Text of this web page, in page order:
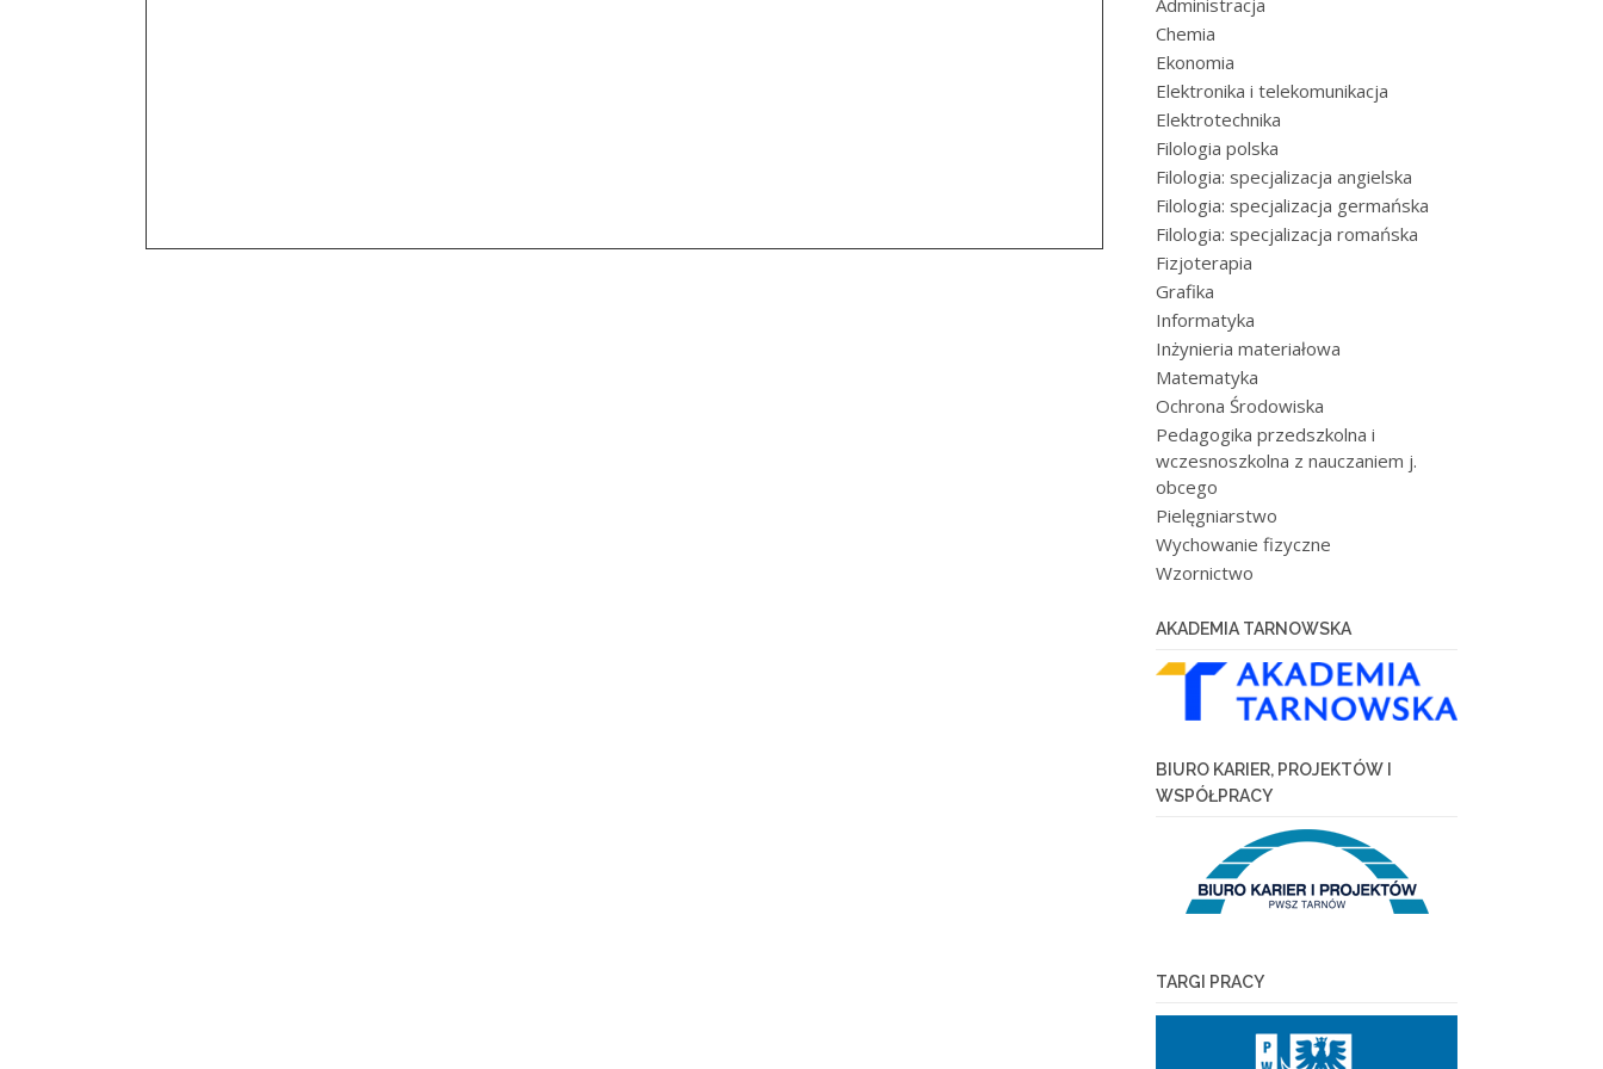
Administracja
Chemia
Ekonomia
Elektronika i telekomunikacja
Elektrotechnika
Filologia polska
Filologia: specjalizacja angielska
Filologia: specjalizacja germańska
Filologia: specjalizacja romańska
Fizjoterapia
Grafika
Informatyka
Inżynieria materiałowa
Matematyka
Ochrona Środowiska
Pedagogika przedszkolna i
wczesnoszkolna z nauczaniem j.
obcego
Pielęgniarstwo
Wychowanie fizyczne
Wzornictwo
AKADEMIA TARNOWSKA
BIURO KARIER, PROJEKTÓW I
WSPÓŁPRACY
TARGI PRACY